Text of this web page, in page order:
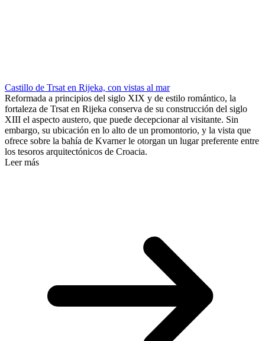
Castillo de Trsat en Rijeka, con vistas al mar
Reformada a principios del siglo XIX y de estilo romántico, la
fortaleza de Trsat en Rijeka conserva de su construcción del siglo
XIII el aspecto austero, que puede decepcionar al visitante. Sin
embargo, su ubicación en lo alto de un promontorio, y la vista que
ofrece sobre la bahía de Kvarner le otorgan un lugar preferente entre
los tesoros arquitectónicos de Croacia.
Leer más